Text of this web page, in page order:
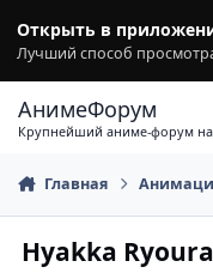
Открыть в
Лучший способ
АнимеФорум
Крупнейший аниме-форум
Главная
Hyakka